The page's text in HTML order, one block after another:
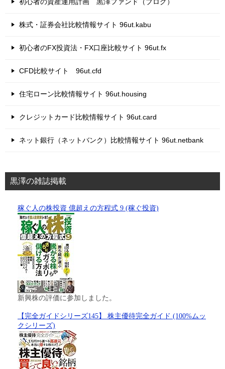
株式・証券会社比較情報サイト 96ut.kabu
初心者のFX投資法・FX口座比較サイト 96ut.fx
CFD比較サイト 96ut.cfd
住宅ローン比較情報サイト 96ut.housing
クレジットカード比較情報サイト 96ut.card
ネット銀行（ネットバンク）比較情報サイト 96ut.netbank
黒澤の雑誌掲載
稼ぐ人の株投資 億超えの方程式 9 (稼ぐ投資)
新興株の評価に参加しました。
【完全ガイドシリーズ145】 株主優待完全ガイド (100%ムッ
クシリーズ)